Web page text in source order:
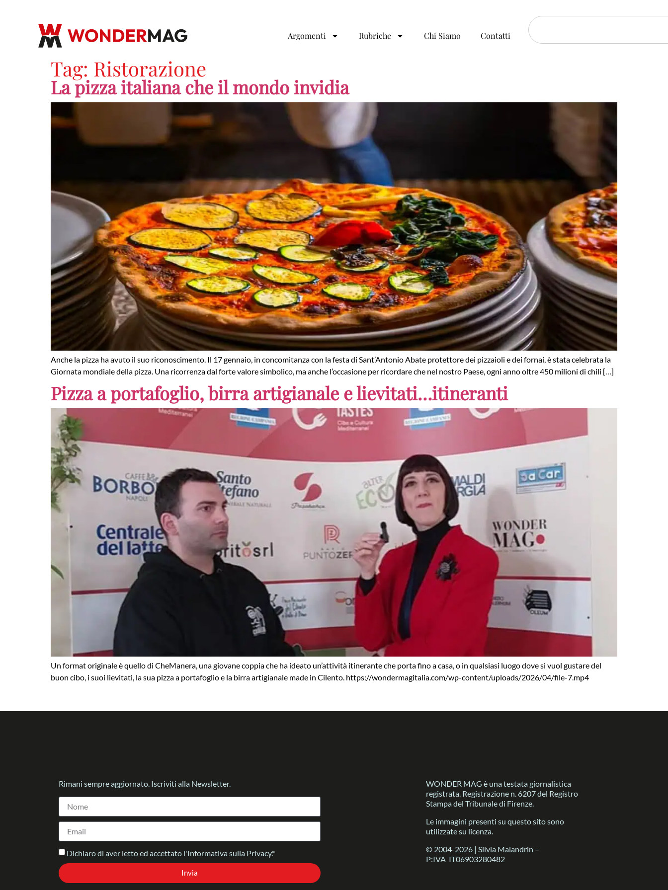
Argomenti Rubriche Chi Siamo Contatti
Tag: Ristorazione
La pizza italiana che il mondo invidia
Anche la pizza ha avuto il suo riconoscimento. Il 17 gennaio, in concomitanza con la festa di Sant’Antonio Abate protettore dei pizzaioli e dei fornai, è stata celebrata la
Giornata mondiale della pizza. Una ricorrenza dal forte valore simbolico, ma anche l’occasione per ricordare che nel nostro Paese, ogni anno oltre 450 milioni di chili […]
Pizza a portafoglio, birra artigianale e lievitati…itineranti
Un format originale è quello di CheManera, una giovane coppia che ha ideato un’attività itinerante che porta fino a casa, o in qualsiasi luogo dove si vuol gustare del
buon cibo, i suoi lievitati, la sua pizza a portafoglio e la birra artigianale made in Cilento. https://wondermagitalia.com/wp-content/uploads/2026/04/file-7.mp4
Rimani sempre aggiornato. Iscriviti alla Newsletter.
Dichiaro di aver letto ed accettato l'Informativa sulla Privacy.*
Invia
WONDER MAG è una testata giornalistica
registrata. Registrazione n. 6207 del Registro
Stampa del Tribunale di Firenze.
Le immagini presenti su questo sito sono
utilizzate su licenza.
© 2004-2026 | Silvia Malandrin –
P:IVA IT06903280482